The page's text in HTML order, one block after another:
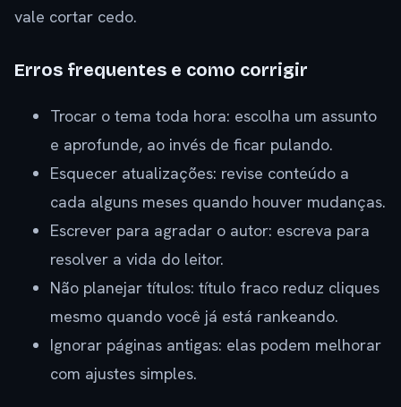
vale cortar cedo.
Erros frequentes e como corrigir
Trocar o tema toda hora: escolha um assunto
e aprofunde, ao invés de ficar pulando.
Esquecer atualizações: revise conteúdo a
cada alguns meses quando houver mudanças.
Escrever para agradar o autor: escreva para
resolver a vida do leitor.
Não planejar títulos: título fraco reduz cliques
mesmo quando você já está rankeando.
Ignorar páginas antigas: elas podem melhorar
com ajustes simples.